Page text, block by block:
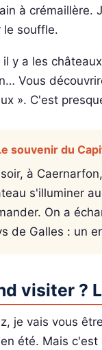
à crémaillère.
le souffle.
il y a les
Vous
». C'est
souvenir du
à
s'illuminer
On a
de Galles : un
visiter ?
je vais vous
été. Mais